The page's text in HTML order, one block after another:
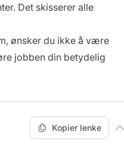
Det skisserer alle
ønsker du ikke å være
jobben din betydelig
Kopier lenke